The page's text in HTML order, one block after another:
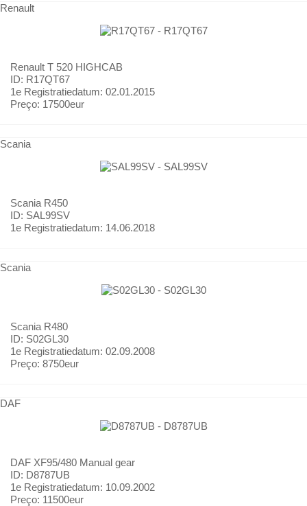
Renault
Renault T 520 HIGHCAB
ID: R17QT67
1e Registratiedatum: 02.01.2015
Preço: 17500eur
Scania
Scania R450
ID: SAL99SV
1e Registratiedatum: 14.06.2018
Scania
Scania R480
ID: S02GL30
1e Registratiedatum: 02.09.2008
Preço: 8750eur
DAF
DAF XF95/480 Manual gear
ID: D8787UB
1e Registratiedatum: 10.09.2002
Preço: 11500eur